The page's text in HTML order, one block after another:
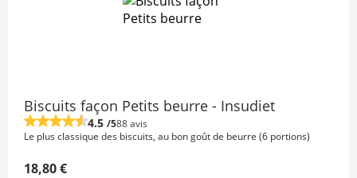
Biscuits façon Petits beurre - Insudiet
4.5 /588 avis
Le plus classique des biscuits, au bon goût de beurre (6 portions)
18,80 €